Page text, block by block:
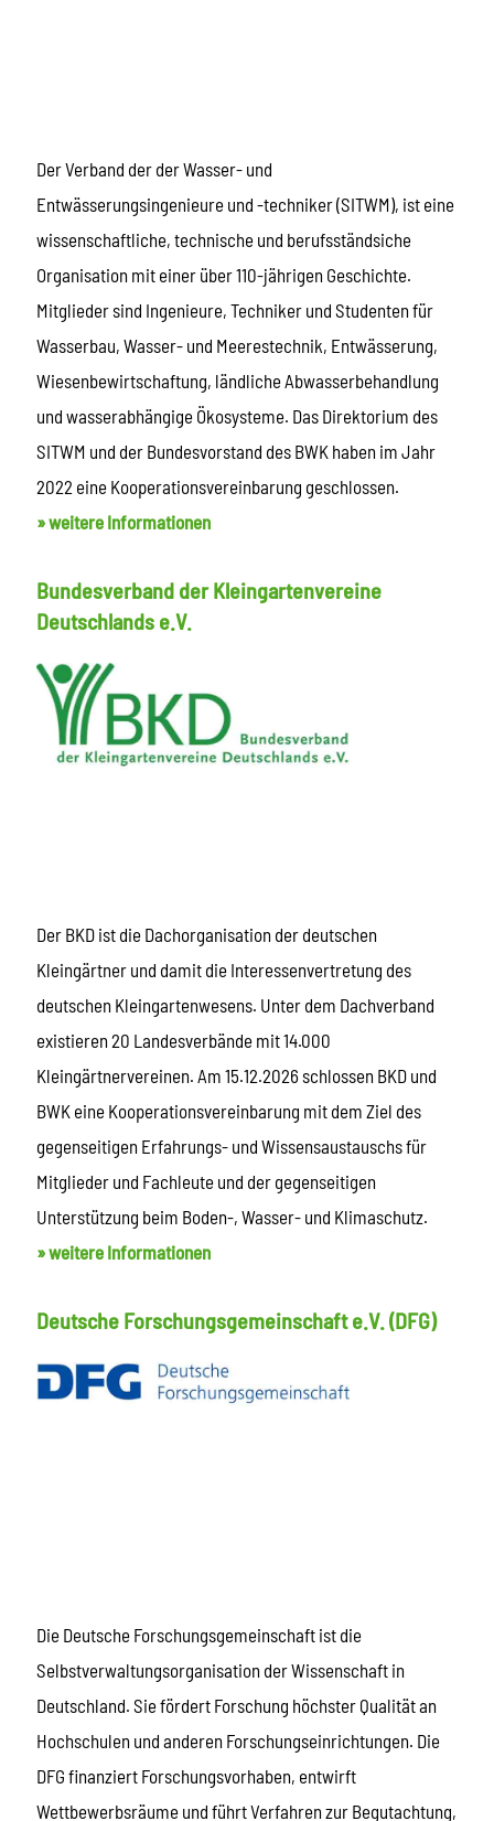
Der Verband der der Wasser- und
Entwässerungsingenieure und -techniker (SITWM), ist eine
wissenschaftliche, technische und berufsständsiche
Organisation mit einer über 110-jährigen Geschichte.
Mitglieder sind Ingenieure, Techniker und Studenten für
Wasserbau, Wasser- und Meerestechnik, Entwässerung,
Wiesenbewirtschaftung, ländliche Abwasserbehandlung
und wasserabhängige Ökosysteme. Das Direktorium des
SITWM und der Bundesvorstand des BWK haben im Jahr
2022 eine Kooperationsvereinbarung geschlossen.
» weitere Informationen
Bundesverband der Kleingartenvereine
Deutschlands e.V.
Der BKD ist die Dachorganisation der deutschen
Kleingärtner und damit die Interessenvertretung des
deutschen Kleingartenwesens. Unter dem Dachverband
existieren 20 Landesverbände mit 14.000
Kleingärtnervereinen. Am 15.12.2026 schlossen BKD und
BWK eine Kooperationsvereinbarung mit dem Ziel des
gegenseitigen Erfahrungs- und Wissensaustauschs für
Mitglieder und Fachleute und der gegenseitigen
Unterstützung beim Boden-, Wasser- und Klimaschutz.
» weitere Informationen
Deutsche Forschungsgemeinschaft e.V. (DFG)
Die Deutsche Forschungsgemeinschaft ist die
Selbstverwaltungsorganisation der Wissenschaft in
Deutschland. Sie fördert Forschung höchster Qualität an
Hochschulen und anderen Forschungseinrichtungen. Die
DFG finanziert Forschungsvorhaben, entwirft
Wettbewerbsräume und führt Verfahren zur Begutachtung,